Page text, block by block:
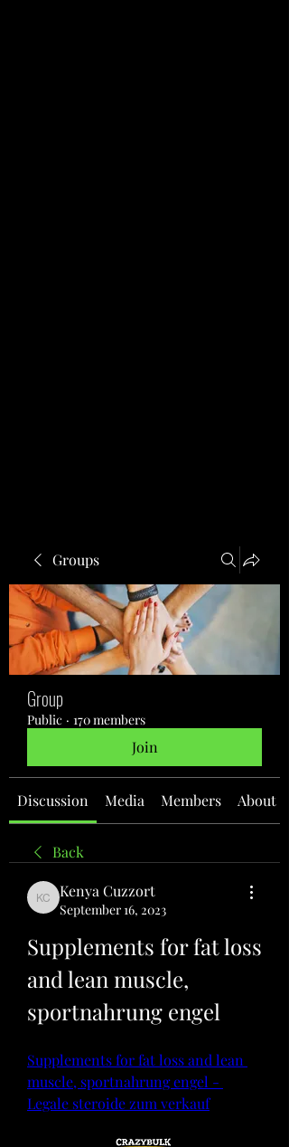
Groups
Group
Public · 170 members
Join
Discussion Media Members About
Back
Kenya Cuzzort
Kenya Cuzzort
September 16, 2023
Supplements for fat loss
and lean muscle,
sportnahrung engel
Supplements for fat loss and lean
muscle, sportnahrung engel -
Legale steroide zum verkauf